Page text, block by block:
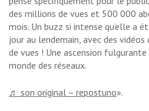
des millions de vues et 500 000
mois. Un buzz si intense qu’elle a
jour au lendemain, avec des
de vues ! Une ascension
monde des réseaux.
♬ son original – repostuno».